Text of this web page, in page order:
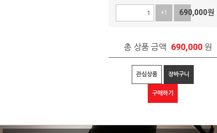
+1 -1
690,000원
총 상품 금액 690,000 원
관심상품 장바구니
구매하기